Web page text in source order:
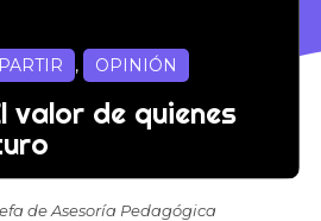
, OPINIÓN
valor de quienes
de Asesoría Pedagógica